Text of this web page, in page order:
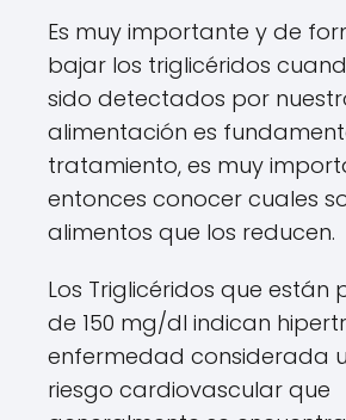
Es muy importante y de
bajar los triglicéridos
sido detectados por
alimentación es
tratamiento, es muy
entonces conocer cuales
alimentos que los reducen.
Los Triglicéridos que están
de 150 mg/dl indican
enfermedad considerada
riesgo cardiovascular que